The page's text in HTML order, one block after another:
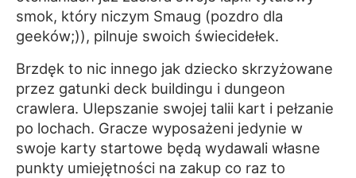
smok, który niczym Smaug (pozdro dla
geeków;)), pilnuje swoich świecidełek.
Brzdęk to nic innego jak dziecko skrzyżowane
przez gatunki deck buildingu i dungeon
crawlera. Ulepszanie swojej talii kart i pełzanie
po lochach. Gracze wyposażeni jedynie w
swoje karty startowe będą wydawali własne
punkty umiejętności na zakup co raz to